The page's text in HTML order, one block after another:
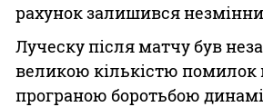
рахунок залишився
Луческу після матчу був
великою кількістю помилок
програною боротьбою